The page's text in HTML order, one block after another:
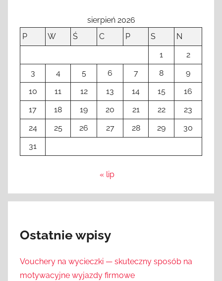
sierpień 2026
P
W Ś C P S
N
1
2
3
4 5 6 7 8
9
10
11 12 13 14 15
16
17
18 19 20 21 22
23
24
25 26 27 28 29
30
31
« lip
Ostatnie wpisy
Vouchery na wycieczki — skuteczny sposób na
motywacyjne wyjazdy firmowe